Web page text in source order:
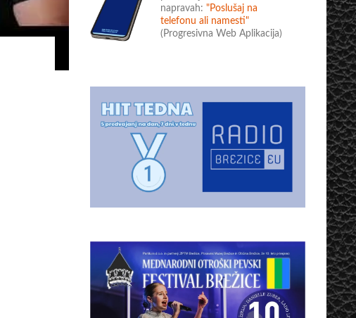
napravah: "Poslušaj na
telefonu ali namesti"
(Progresivna Web Aplikacija)